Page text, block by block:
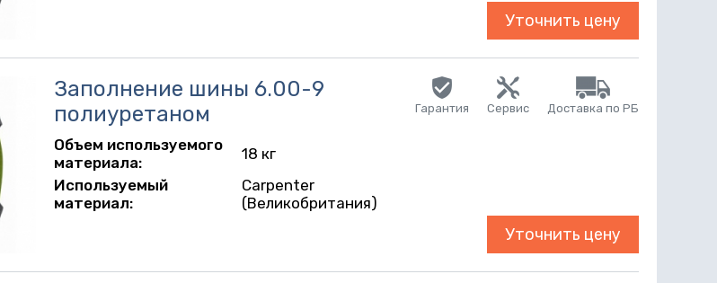
Уточнить цену
Заполнение шины 6.00-9
полиуретаном
Объем используемого
материала:
18 кг
Используемый
материал:
Carpenter
(Великобритания)
Гарантия Сервис Доставка по РБ
Уточнить цену